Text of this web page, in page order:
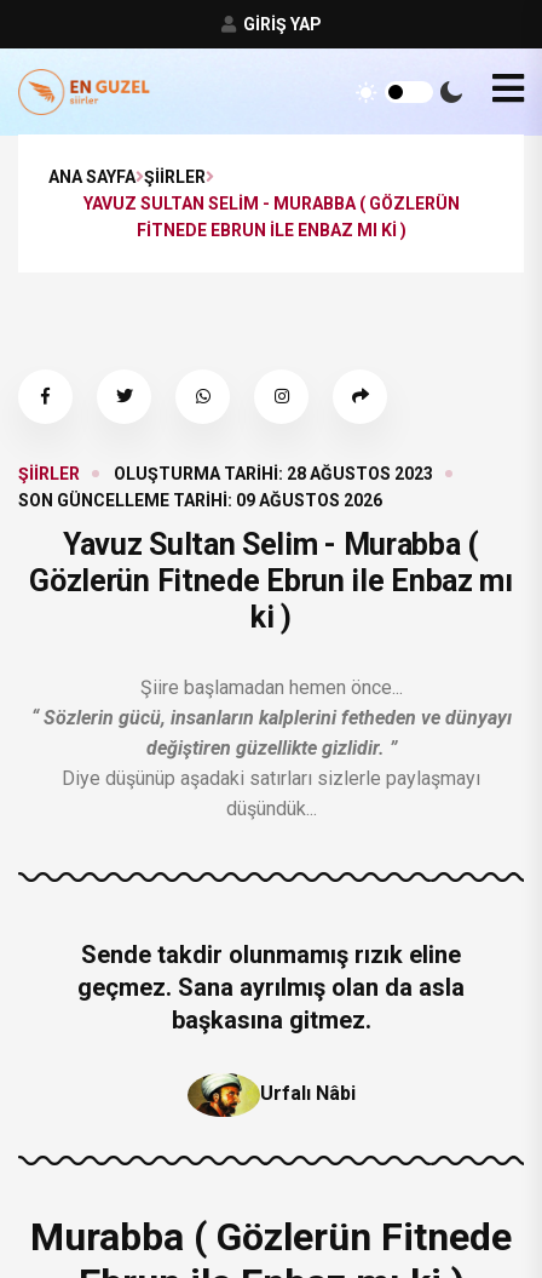
GIRIŞ YAP
ANA SAYFA ŞIIRLER
YAVUZ SULTAN SELIM - MURABBA ( GÖZLERÜN
FITNEDE EBRUN ILE ENBAZ MI KI )
ŞIIRLER
OLUŞTURMA TARIHI: 28 AĞUSTOS 2023
SON GÜNCELLEME TARIHI: 09 AĞUSTOS 2026
Yavuz Sultan Selim - Murabba (
Gözlerün Fitnede Ebrun ile Enbaz mı
ki )
Şiire başlamadan hemen önce...
“ Sözlerin gücü, insanların kalplerini fetheden ve dünyayı
değiştiren güzellikte gizlidir. ”
Diye düşünüp aşadaki satırları sizlerle paylaşmayı
düşündük...
Sende takdir olunmamış rızık eline
geçmez. Sana ayrılmış olan da asla
başkasına gitmez.
Urfalı Nâbi
Murabba ( Gözlerün Fitnede